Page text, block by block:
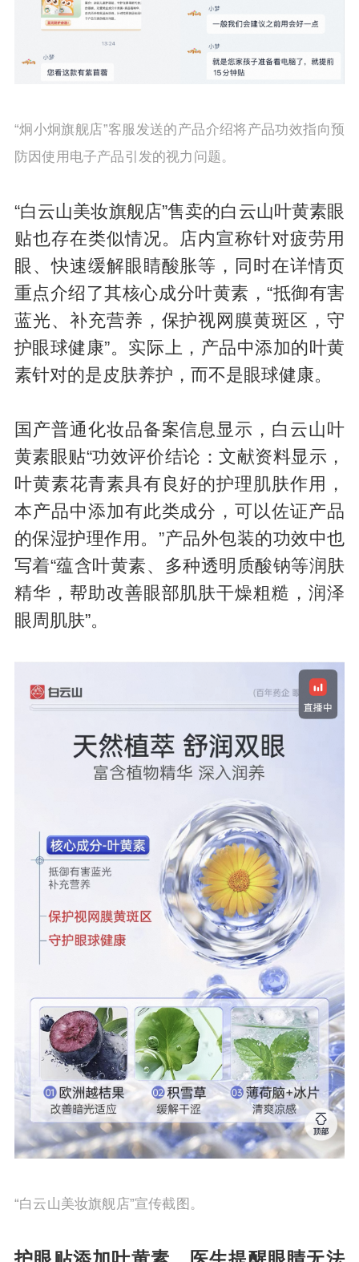
“炯小炯旗舰店”客服发送的产品介绍将产品功效指向预
防因使用电子产品引发的视力问题。
“白云山美妆旗舰店”售卖的白云山叶黄素眼
贴也存在类似情况。店内宣称针对疲劳用
眼、快速缓解眼睛酸胀等，同时在详情页
重点介绍了其核心成分叶黄素，“抵御有害
蓝光、补充营养，保护视网膜黄斑区，守
护眼球健康”。实际上，产品中添加的叶黄
素针对的是皮肤养护，而不是眼球健康。
国产普通化妆品备案信息显示，白云山叶
黄素眼贴“功效评价结论：文献资料显示，
叶黄素花青素具有良好的护理肌肤作用，
本产品中添加有此类成分，可以佐证产品
的保湿护理作用。”产品外包装的功效中也
写着“蕴含叶黄素、多种透明质酸钠等润肤
精华，帮助改善眼部肌肤干燥粗糙，润泽
眼周肌肤”。
“白云山美妆旗舰店”宣传截图。